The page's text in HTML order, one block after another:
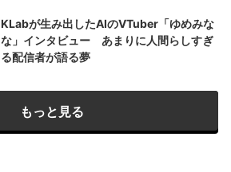
KLabが生み出したAIのVTuber「ゆめみな
な」インタビュー あまりに人間らしすぎ
る配信者が語る夢
もっと見る